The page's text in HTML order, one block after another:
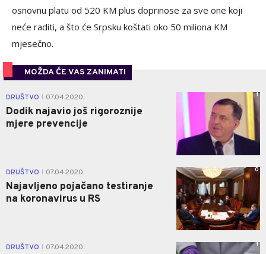
osnovnu platu od 520 KM plus doprinose za sve one koji
neće raditi, a što će Srpsku koštati oko 50 miliona KM
mjesečno.
MOŽDA ĆE VAS ZANIMATI
DRUŠTVO 07.04.2020.
Dodik najavio još rigoroznije
mjere prevencije
1
DRUŠTVO 07.04.2020.
Najavljeno pojačano testiranje
na koronavirus u RS
0
DRUŠTVO 07.04.2020. 1